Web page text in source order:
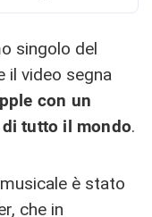
singolo del
il video segna
con un
tutto il mondo.
è stato
che in